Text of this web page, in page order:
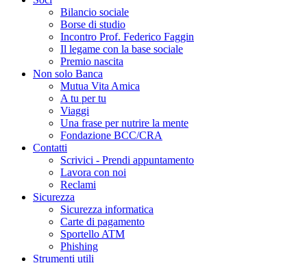
Bilancio sociale
Borse di studio
Incontro Prof. Federico Faggin
Il legame con la base sociale
Premio nascita
Non solo Banca
Mutua Vita Amica
A tu per tu
Viaggi
Una frase per nutrire la mente
Fondazione BCC/CRA
Contatti
Scrivici - Prendi appuntamento
Lavora con noi
Reclami
Sicurezza
Sicurezza informatica
Carte di pagamento
Sportello ATM
Phishing
Strumenti utili